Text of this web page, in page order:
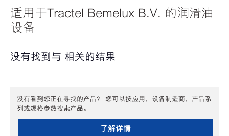
适用于Tractel Bemelux B.V. 的润滑油
设备
没有找到与 相关的结果
没有看到您正在寻找的产品？ 您可以按应用、设备制造商、产品系
列或规格参数搜索产品。
了解详情